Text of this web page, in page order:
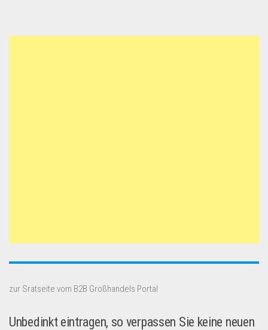
zur Sratseite vom B2B Großhandels Portal
Unbedinkt eintragen, so verpassen Sie keine neuen